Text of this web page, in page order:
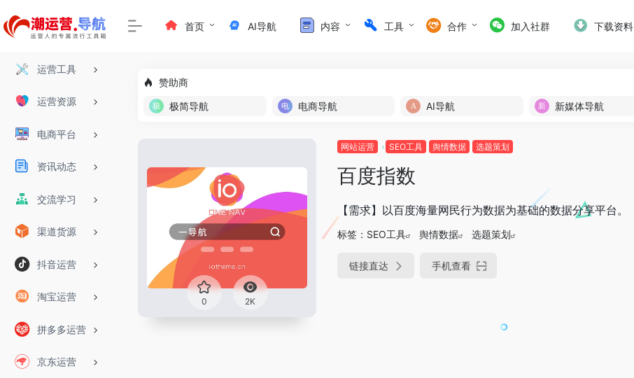
运营工具
运营资源
电商平台
资讯动态
交流学习
渠道货源
抖音运营
淘宝运营
拼多多运营
京东运营
首页 AI导航 内容 工具 合作 加入社群 下载资料
赞助商
极简导航
电商导航 AI导航 新媒体导航
0 2K
网站运营 SEO工具 舆情数据 选题策划
百度指数
【需求】以百度海量网民行为数据为基础的数据分享平台。
标签： SEO工具 舆情数据 选题策划
链接直达 手机查看